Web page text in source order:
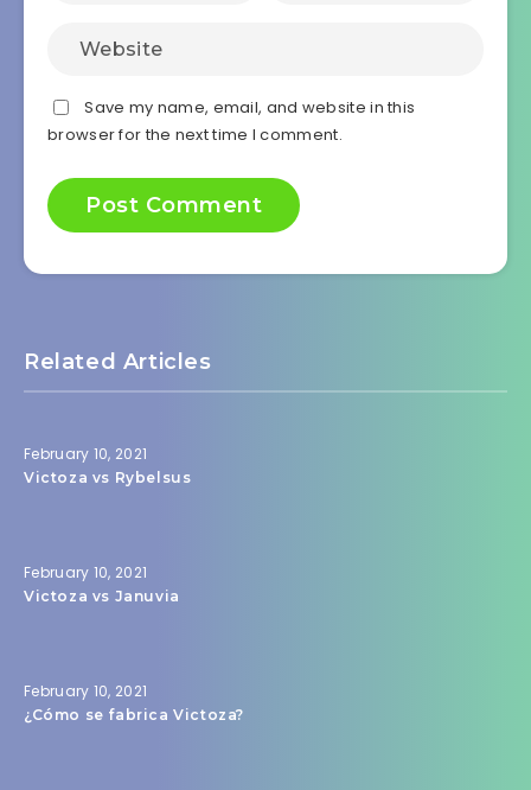
Save my name, email, and website in this
browser for the next time I comment.
Related Articles
February 10, 2021
Victoza vs Rybelsus
February 10, 2021
Victoza vs Januvia
February 10, 2021
¿Cómo se fabrica Victoza?